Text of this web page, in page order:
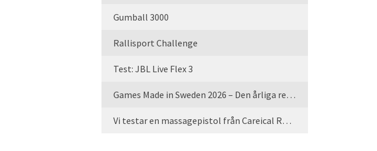
Gumball 3000
Rallisport Challenge
Test: JBL Live Flex 3
Games Made in Sweden 2026 – Den årliga rean är tillbaka
Vi testar en massagepistol från Careical Recovery